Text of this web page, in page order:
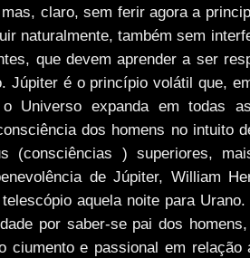
claro, sem ferir agora a
naturalmente, também sem
que devem aprender a ser
Júpiter é o princípio volátil que,
Universo expanda em todas
dos homens no intuito
(consciências ) superiores,
de Júpiter, William
aquela noite para
por saber-se pai dos
ciumento e passional em